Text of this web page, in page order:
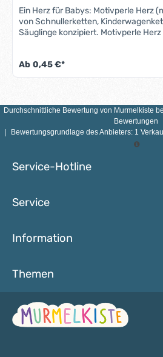
Ein Herz für Babys: Motivperle Herz
von Schnullerketten,
Säuglinge konzipiert. Motivperle
farbecht - also für Babys Münder völlig
unbedenklich.Eigenschaften
mmHerstellungsland: Deutschland
VERSCHLUCKBARER KLEINTEILE
3 JAHREN GEEIGNET!
Ab 0,45 €*
Durchschnittliche Bewertung von Murmelkiste
Bewertungen
Bewertungsgrundlage des Anbieters: 1
Service-Hotline
Service
Information
Themen